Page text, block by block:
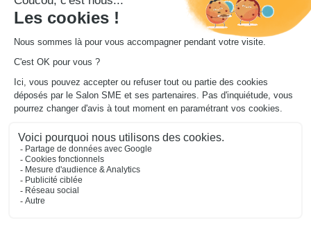
Ressources utiles
Livres utiles pour les entrepreneurs
Sites utiles pour les entrepreneurs
Conseils pour votre entreprise/microentreprise